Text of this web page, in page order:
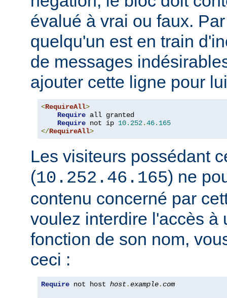
évalué à vrai ou faux.
quelqu'un est en train
de messages
ajouter cette ligne pour
<RequireAll>
Require all granted
Require not ip 10.252.46.165
</RequireAll>
Les visiteurs possédant
(10.252.46.165) ne
contenu concerné par
voulez interdire l'accès à
fonction de son nom,
ceci :
Require not host host.example.com